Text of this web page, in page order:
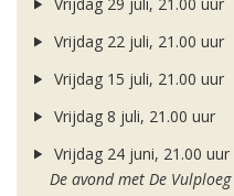
Vrijdag 29 juli, 21.00 uur
Vrijdag 22 juli, 21.00 uur
Vrijdag 15 juli, 21.00 uur
Vrijdag 8 juli, 21.00 uur
Vrijdag 24 juni, 21.00 uur
De avond met De Vulploeg